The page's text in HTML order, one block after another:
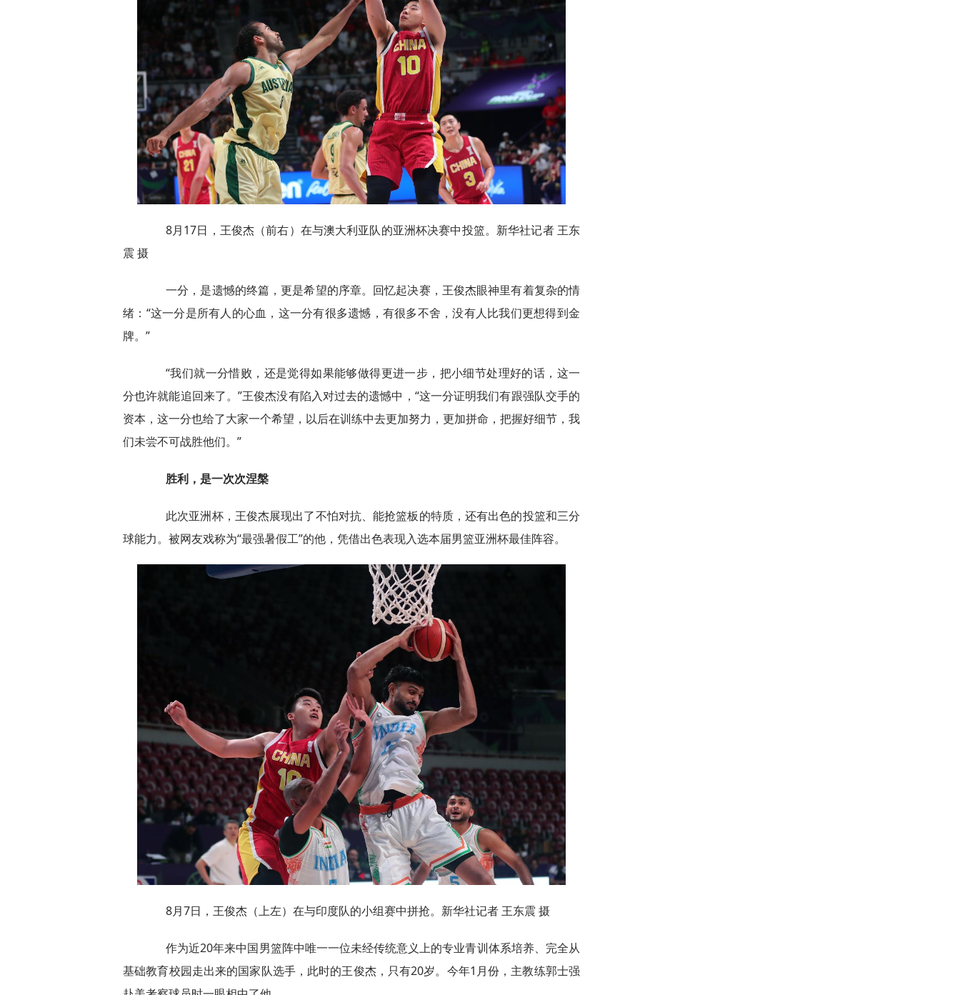
8月17日，王俊杰（前右）在与澳大利亚队的亚洲杯决赛中投篮。新华社记者 王东
震 摄
一分，是遗憾的终篇，更是希望的序章。回忆起决赛，王俊杰眼神里有着复杂的情
绪：“这一分是所有人的心血，这一分有很多遗憾，有很多不舍，没有人比我们更想得到金
牌。”
“我们就一分惜败，还是觉得如果能够做得更进一步，把小细节处理好的话，这一
分也许就能追回来了。”王俊杰没有陷入对过去的遗憾中，“这一分证明我们有跟强队交手的
资本，这一分也给了大家一个希望，以后在训练中去更加努力，更加拼命，把握好细节，我
们未尝不可战胜他们。”
胜利，是一次次涅槃
此次亚洲杯，王俊杰展现出了不怕对抗、能抢篮板的特质，还有出色的投篮和三分
球能力。被网友戏称为“最强暑假工”的他，凭借出色表现入选本届男篮亚洲杯最佳阵容。
8月7日，王俊杰（上左）在与印度队的小组赛中拼抢。新华社记者 王东震 摄
作为近20年来中国男篮阵中唯一一位未经传统意义上的专业青训体系培养、完全从
基础教育校园走出来的国家队选手，此时的王俊杰，只有20岁。今年1月份，主教练郭士强